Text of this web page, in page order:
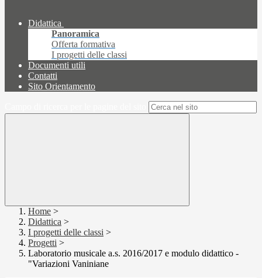
Didattica
Panoramica
Offerta formativa
I progetti delle classi
Documenti utili
Contatti
Sito Orientamento
Home >
Didattica >
I progetti delle classi >
Progetti >
Laboratorio musicale a.s. 2016/2017 e modulo didattico -
"Variazioni Vaniniane